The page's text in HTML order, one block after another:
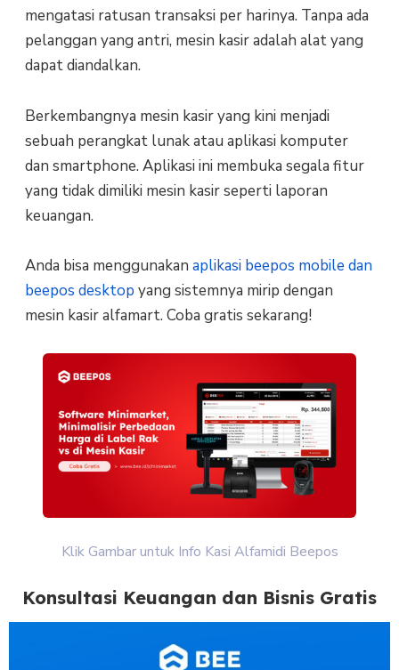
mengatasi ratusan transaksi per harinya. Tanpa ada
pelanggan yang antri, mesin kasir adalah alat yang
dapat diandalkan.
Berkembangnya mesin kasir yang kini menjadi
sebuah perangkat lunak atau aplikasi komputer
dan smartphone. Aplikasi ini membuka segala fitur
yang tidak dimiliki mesin kasir seperti laporan
keuangan.
Anda bisa menggunakan aplikasi beepos mobile dan
beepos desktop yang sistemnya mirip dengan
mesin kasir alfamart. Coba gratis sekarang!
Klik Gambar untuk Info Kasi Alfamidi Beepos
Konsultasi Keuangan dan Bisnis Gratis